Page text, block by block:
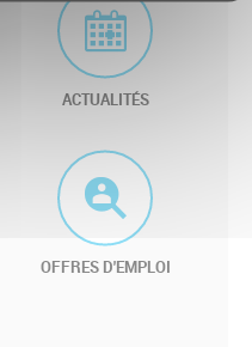
ACTUALITÉS
OFFRES D'EMPLOI